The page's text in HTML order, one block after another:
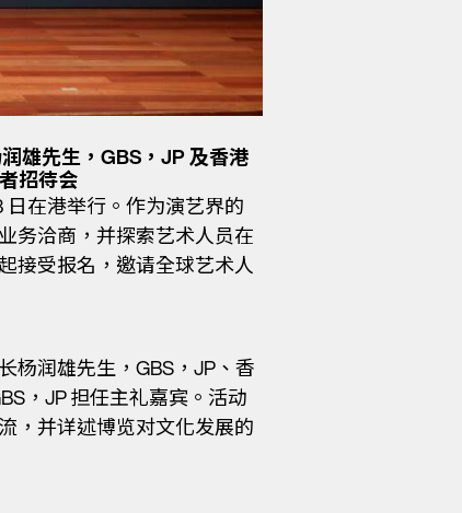
雄先生，GBS，JP 及香港
招待会
日在港举行。作为演艺界的
务洽商，并探索艺术人员在
接受报名，邀请全球艺术人
杨润雄先生，GBS，JP、香
，JP 担任主礼嘉宾。活动
，并详述博览对文化发展的